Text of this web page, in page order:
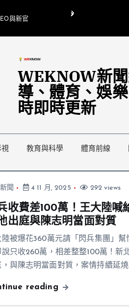
與新官
翁曉玲喊刪陸委會1295萬媒宣
WEKNOW新
導、體育、娛
時即時更新
視 教育與科學 體育前線
聞 4 11 月, 2025 292 views
收費差100萬！王大陸
出庭與陳志明當面對質
陸被爆花360萬元請「閃兵集團」
說只收260萬，相差整整100萬！新
，與陳志明當面對質，案情持續延燒
reading